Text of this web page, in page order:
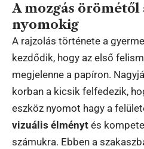
A mozgás örömétől
nyomokig
A rajzolás története a
kezdődik, hogy az első
megjelenne a papíron.
korban a kicsik felfedezik,
eszköz nyomot hagy a
vizuális élményt és
számukra. Ebben a